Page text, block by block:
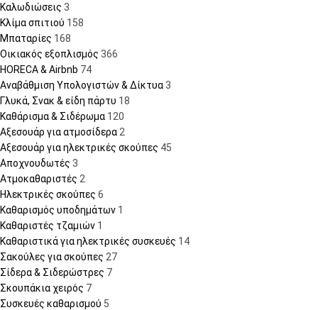
Καλωδιώσεις 3
Κλίμα σπιτιού 158
Μπαταρίες 168
Οικιακός εξοπλισμός 366
HORECA & Airbnb 74
Αναβάθμιση Υπολογιστών & Δίκτυα 3
Γλυκά, Σνακ & είδη πάρτυ 18
Καθάρισμα & Σιδέρωμα 120
Αξεσουάρ για ατμοσίδερα 2
Αξεσουάρ για ηλεκτρικές σκούπες 45
Αποχνουδωτές 3
Ατμοκαθαριστές 2
Ηλεκτρικές σκούπες 6
Καθαρισμός υποδημάτων 1
Καθαριστές τζαμιών 1
Καθαριστικά για ηλεκτρικές συσκευές 14
Σακούλες για σκούπες 27
Σίδερα & Σιδερώστρες 7
Σκουπάκια χειρός 7
Συσκευές καθαρισμού 5